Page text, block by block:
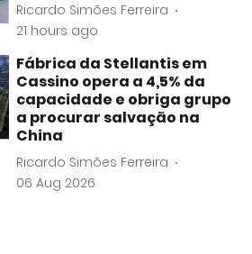
Ricardo Simões Ferreira
21 hours ago
Fábrica da Stellantis em
Cassino opera a 4,5% da
capacidade e obriga grupo
a procurar salvação na
China
Ricardo Simões Ferreira
06 Aug 2026